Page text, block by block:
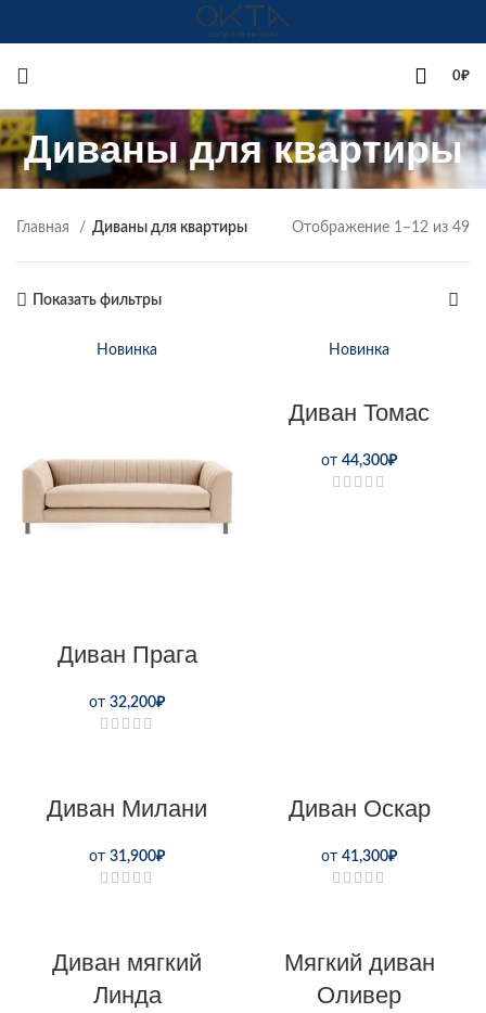
0₽
Диваны для квартиры
Главная Диваны для квартиры Отображение 1–12 из 49
Показать фильтры
Новинка
Диван Прага
от 32,200₽
Новинка
Диван Томас
от 44,300₽
Диван Милани
от 31,900₽
Диван Оскар
от 41,300₽
Диван мягкий
Линда
Мягкий диван
Оливер